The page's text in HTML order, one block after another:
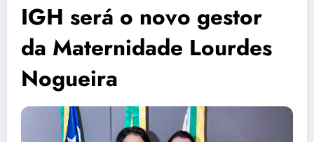
IGH será o novo gestor
da Maternidade Lourdes
Nogueira